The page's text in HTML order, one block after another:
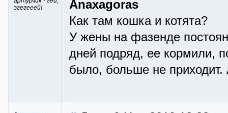
эгегееей!
Anaxagoras
Как там кошка и котята?
У жены на фазенде
дней подряд, ее кормили,
было, больше не